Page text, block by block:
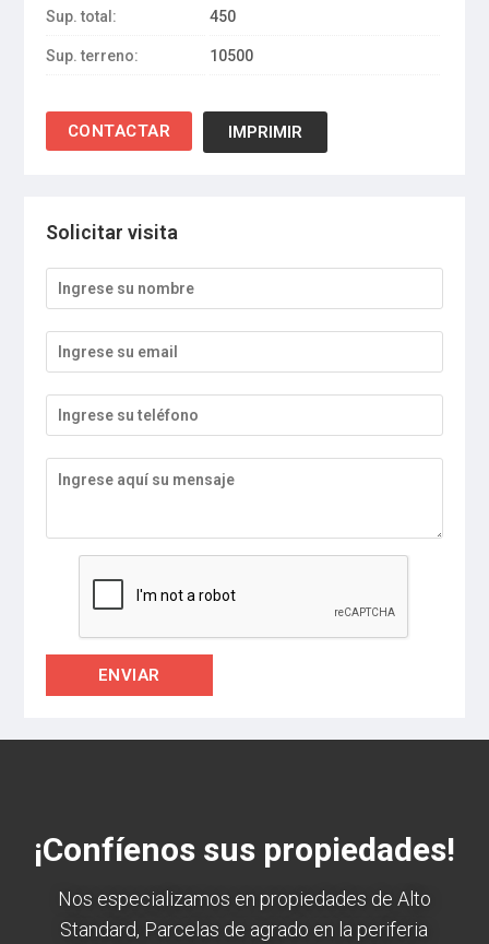
Sup. total: 450
Sup. terreno: 10500
IMPRIMIR
Solicitar visita
¡Confíenos sus propiedades!
Nos especializamos en propiedades de Alto
Standard, Parcelas de agrado en la periferia